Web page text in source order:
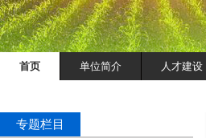
首页 单位简介 人才建设
专题栏目